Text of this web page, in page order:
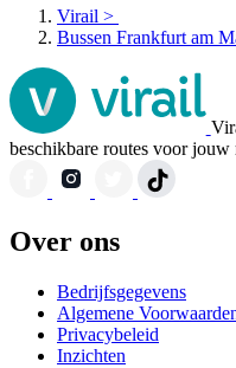
Virail >
Bussen Frankfurt am
beschikbare routes voor
Over ons
Bedrijfsgegevens
Algemene
Privacybeleid
Inzichten